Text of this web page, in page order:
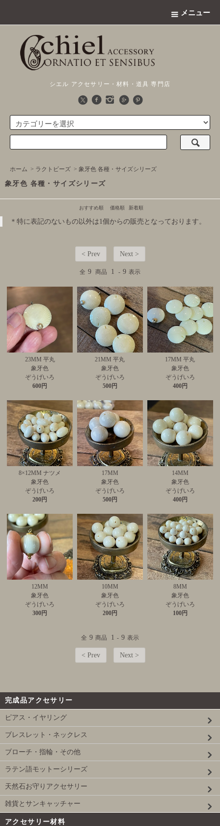
メニュー
シエル アクセサリー・材料・道具 専門店
ホーム > ラクトビーズ > 象牙色 各種・サイズシリーズ
象牙色 各種・サイズシリーズ
おすすめ順 価格順 新着順
＊特に表記のないもの以外は1個からの販売となっております。
< Prev Next >
全 9 商品 1 - 9 表示
23MM 平丸
象牙色
ぞうげいろ
600円
21MM 平丸
象牙色
ぞうげいろ
500円
17MM 平丸
象牙色
ぞうげいろ
400円
8×12MM ナツメ
象牙色
ぞうげいろ
200円
17MM
象牙色
ぞうげいろ
500円
14MM
象牙色
ぞうげいろ
400円
12MM
象牙色
ぞうげいろ
300円
10MM
象牙色
ぞうげいろ
200円
8MM
象牙色
ぞうげいろ
100円
全 9 商品 1 - 9 表示
< Prev Next >
完成品アクセサリー
ピアス・イヤリング
ブレスレット・ネックレス
ブローチ・指輪・その他
ラテン語モットーシリーズ
天然石お守りアクセサリー
雑貨とサンキャッチャー
アクセサリー材料